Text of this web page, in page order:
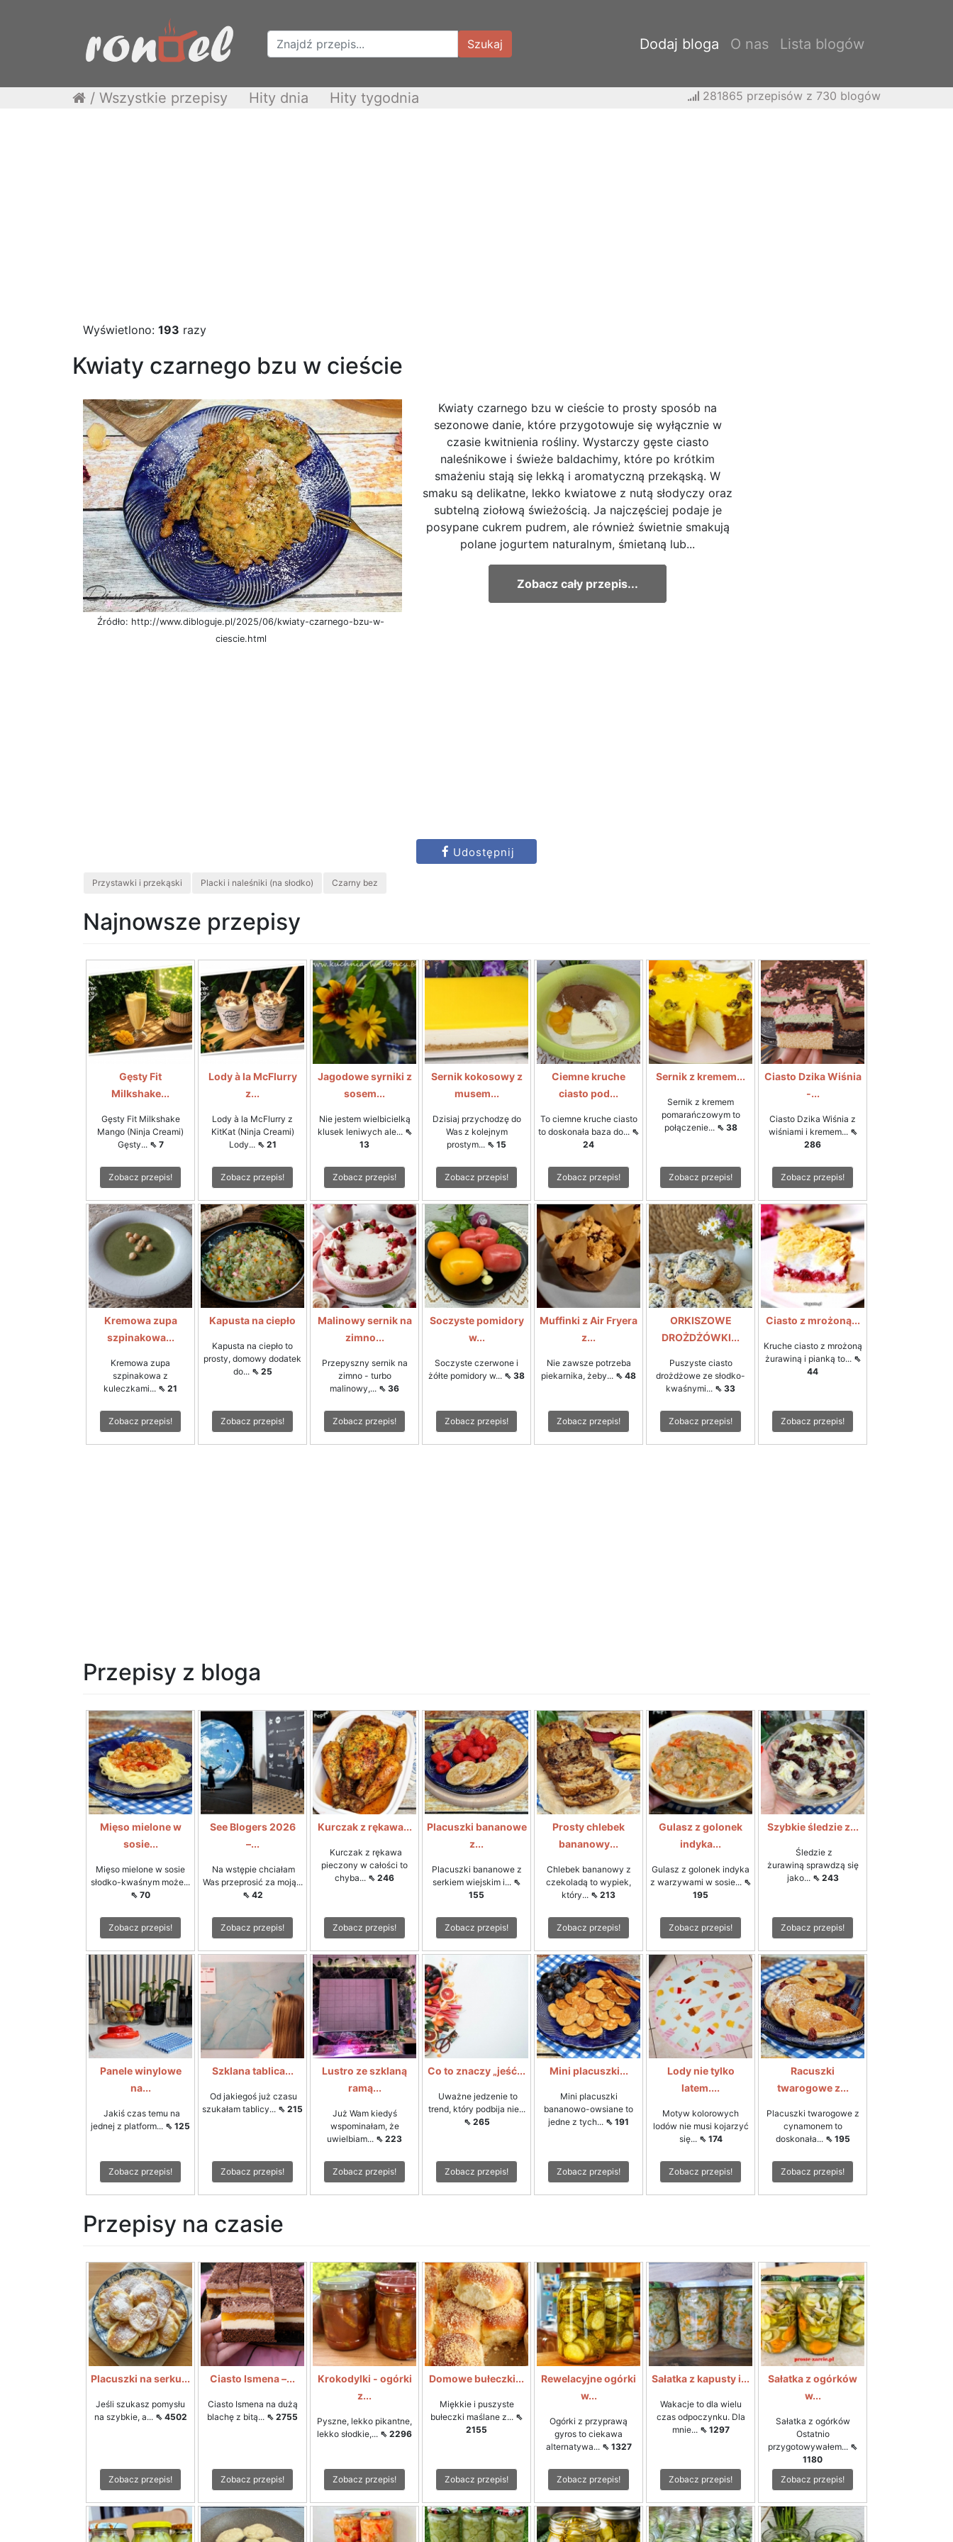
Szukaj Dodaj bloga O nas Lista blogów
/ Wszystkie przepisy Hity dnia Hity tygodnia 281865 przepisów z 730 blogów
Wyświetlono: 193 razy
Kwiaty czarnego bzu w cieście
Źródło: http://www.dibloguje.pl/2025/06/kwiaty-czarnego-bzu-w-
ciescie.html
Kwiaty czarnego bzu w cieście to prosty sposób na
sezonowe danie, które przygotowuje się wyłącznie w
czasie kwitnienia rośliny. Wystarczy gęste ciasto
naleśnikowe i świeże baldachimy, które po krótkim
smażeniu stają się lekką i aromatyczną przekąską. W
smaku są delikatne, lekko kwiatowe z nutą słodyczy oraz
subtelną ziołową świeżością. Ja najczęściej podaje je
posypane cukrem pudrem, ale również świetnie smakują
polane jogurtem naturalnym, śmietaną lub...
Zobacz cały przepis...
Udostępnij
Przystawki i przekąski Placki i naleśniki (na słodko) Czarny bez
Najnowsze przepisy
Gęsty Fit
Milkshake...
Gęsty Fit Milkshake
Mango (Ninja Creami)
Gęsty... ⇖ 7
Zobacz przepis!
Lody à la McFlurry
z...
Lody à la McFlurry z
KitKat (Ninja Creami)
Lody... ⇖ 21
Zobacz przepis!
Jagodowe syrniki z
sosem...
Nie jestem wielbicielką
klusek leniwych ale... ⇖
13
Zobacz przepis!
Sernik kokosowy z
musem...
Dzisiaj przychodzę do
Was z kolejnym
prostym... ⇖ 15
Zobacz przepis!
Ciemne kruche
ciasto pod...
To ciemne kruche ciasto
to doskonała baza do... ⇖
24
Zobacz przepis!
Sernik z kremem...
Sernik z kremem
pomarańczowym to
połączenie... ⇖ 38
Zobacz przepis!
Ciasto Dzika Wiśnia
-...
Ciasto Dzika Wiśnia z
wiśniami i kremem... ⇖
286
Zobacz przepis!
Kremowa zupa
szpinakowa...
Kremowa zupa
szpinakowa z
kuleczkami... ⇖ 21
Zobacz przepis!
Kapusta na ciepło
Kapusta na ciepło to
prosty, domowy dodatek
do... ⇖ 25
Zobacz przepis!
Malinowy sernik na
zimno...
Przepyszny sernik na
zimno - turbo
malinowy,... ⇖ 36
Zobacz przepis!
Soczyste pomidory
w...
Soczyste czerwone i
żółte pomidory w... ⇖ 38
Zobacz przepis!
Muffinki z Air Fryera
z...
Nie zawsze potrzeba
piekarnika, żeby... ⇖ 48
Zobacz przepis!
ORKISZOWE
DROŻDŻÓWKI...
Puszyste ciasto
drożdżowe ze słodko-
kwaśnymi... ⇖ 33
Zobacz przepis!
Ciasto z mrożoną...
Kruche ciasto z mrożoną
żurawiną i pianką to... ⇖
44
Zobacz przepis!
Przepisy z bloga
Mięso mielone w
sosie...
Mięso mielone w sosie
słodko-kwaśnym może...
⇖ 70
Zobacz przepis!
See Blogers 2026
–...
Na wstępie chciałam
Was przeprosić za moją...
⇖ 42
Zobacz przepis!
Kurczak z rękawa...
Kurczak z rękawa
pieczony w całości to
chyba... ⇖ 246
Zobacz przepis!
Placuszki bananowe
z...
Placuszki bananowe z
serkiem wiejskim i... ⇖
155
Zobacz przepis!
Prosty chlebek
bananowy...
Chlebek bananowy z
czekoladą to wypiek,
który... ⇖ 213
Zobacz przepis!
Gulasz z golonek
indyka...
Gulasz z golonek indyka
z warzywami w sosie... ⇖
195
Zobacz przepis!
Szybkie śledzie z...
Śledzie z
żurawiną sprawdzą się
jako... ⇖ 243
Zobacz przepis!
Panele winylowe
na...
Jakiś czas temu na
jednej z platform... ⇖ 125
Zobacz przepis!
Szklana tablica...
Od jakiegoś już czasu
szukałam tablicy... ⇖ 215
Zobacz przepis!
Lustro ze szklaną
ramą...
Już Wam kiedyś
wspominałam, że
uwielbiam... ⇖ 223
Zobacz przepis!
Co to znaczy „jeść...
Uważne jedzenie to
trend, który podbija nie...
⇖ 265
Zobacz przepis!
Mini placuszki...
Mini placuszki
bananowo-owsiane to
jedne z tych... ⇖ 191
Zobacz przepis!
Lody nie tylko
latem....
Motyw kolorowych
lodów nie musi kojarzyć
się... ⇖ 174
Zobacz przepis!
Racuszki
twarogowe z...
Placuszki twarogowe z
cynamonem to
doskonała... ⇖ 195
Zobacz przepis!
Przepisy na czasie
Placuszki na serku...
Jeśli szukasz pomysłu
na szybkie, a... ⇖ 4502
Zobacz przepis!
Ciasto Ismena –...
Ciasto Ismena na dużą
blachę z bitą... ⇖ 2755
Zobacz przepis!
Krokodylki - ogórki
z...
Pyszne, lekko pikantne,
lekko słodkie,... ⇖ 2296
Zobacz przepis!
Domowe bułeczki...
Miękkie i puszyste
bułeczki maślane z... ⇖
2155
Zobacz przepis!
Rewelacyjne ogórki
w...
Ogórki z przyprawą
gyros to ciekawa
alternatywa... ⇖ 1327
Zobacz przepis!
Sałatka z kapusty i...
Wakacje to dla wielu
czas odpoczynku. Dla
mnie... ⇖ 1297
Zobacz przepis!
Sałatka z ogórków
w...
Sałatka z ogórków
Ostatnio
przygotowywałem... ⇖
1180
Zobacz przepis!